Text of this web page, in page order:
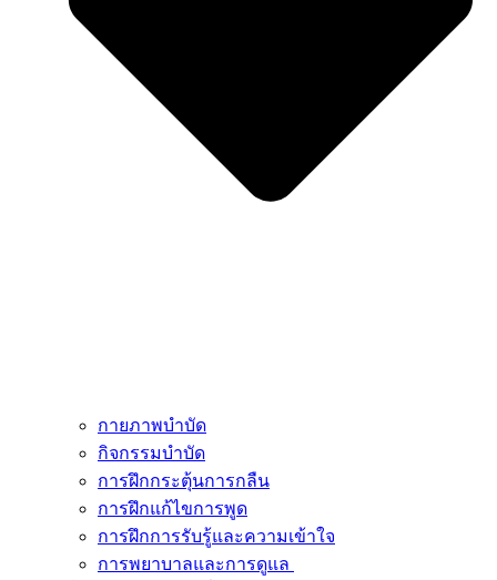
กายภาพบำบัด
กิจกรรมบำบัด
การฝึกกระตุ้นการกลืน
การฝึกแก้ไขการพูด
การฝึกการรับรู้และความเข้าใจ
การพยาบาลและการดูแล